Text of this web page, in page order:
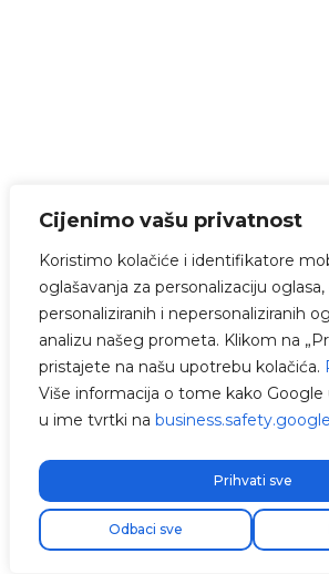
Cijenimo vašu privatnost
Koristimo kolačiće i identifikatore
oglašavanja za personalizaciju
personaliziranih i nepersonaliziranih
analizu našeg prometa. Klikom na
pristajete na našu upotrebu kolačića.
Više informacija o tome kako Google
u ime tvrtki na
Odbaci sve
Prihvati sve